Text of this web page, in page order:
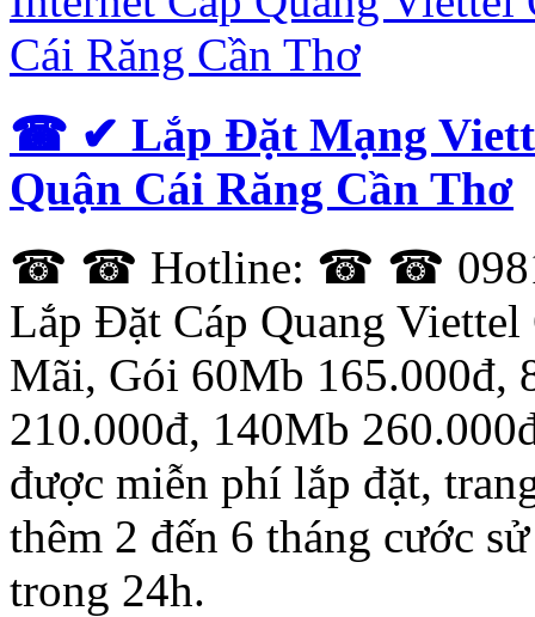
☎ ✔‎ Lắp Đặt Mạng
Quận Cái Răng Cần Thơ
☎ ☎ Hotline: ☎ ☎
Lắp Đặt Cáp Quang
Mãi, Gói 60Mb 165.000đ,
210.000đ, 140Mb
được miễn phí lắp đặt,
thêm 2 đến 6 tháng cước
trong 24h.